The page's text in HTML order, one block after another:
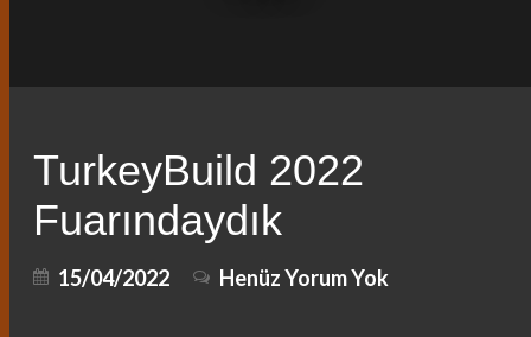
TurkeyBuild 2022
Fuarındaydık
15/04/2022 Henüz Yorum Yok